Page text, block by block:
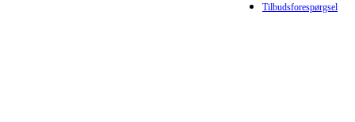
Tilbudsforespørgsel